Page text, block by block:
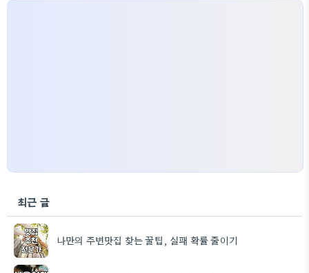
최근 글
나만의 주변맛집 찾는 꿀팁, 실패 확률 줄이기